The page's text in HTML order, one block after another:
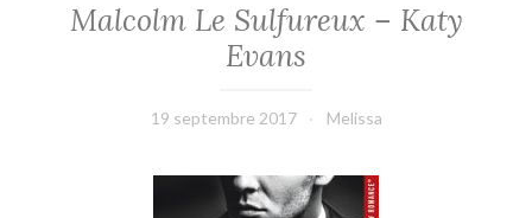
Malcolm Le Sulfureux – Katy
Evans
19 septembre 2017 Melissa